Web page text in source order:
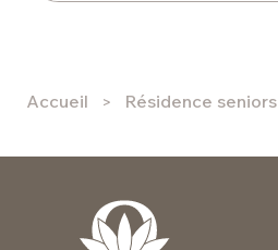
Accueil Résidence seniors